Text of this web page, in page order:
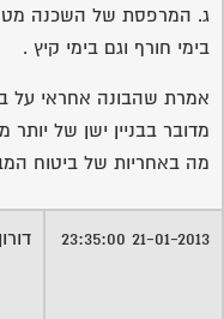
ג. המרפסת של השכנה
בימי חורף וגם בימי קיץ .
אמרת שהבונה אחראי על
מדובר בבניין ישן של יותר מ20 שנה ?
מה באחריות של ביטוח
21-01-2013 23:35:00